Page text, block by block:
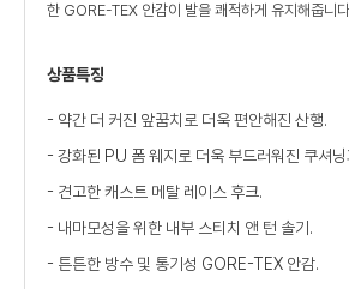
한 GORE-TEX 안감이 발을 쾌적하게 유지해줍니
상품특징
- 약간 더 커진 앞꿈치로 더욱 편안해진 산행.
- 강화된 PU 폼 웨지로 더욱 부드러워진 쿠셔
- 견고한 캐스트 메탈 레이스 후크.
- 내마모성을 위한 내부 스티치 앤 턴 솔기.
- 튼튼한 방수 및 통기성 GORE-TEX 안감.